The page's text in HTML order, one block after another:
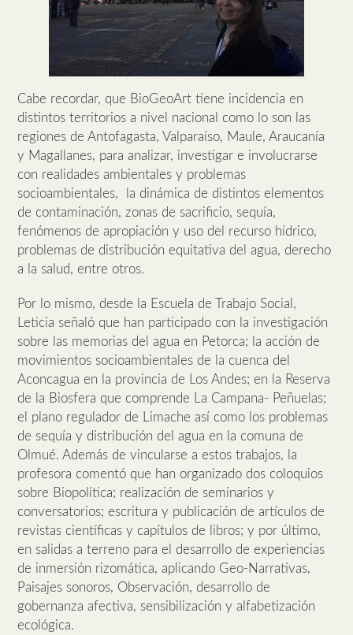
Cabe recordar, que BioGeoArt tiene incidencia en
distintos territorios a nivel nacional como lo son las
regiones de Antofagasta, Valparaíso, Maule, Araucanía
y Magallanes, para analizar, investigar e involucrarse
con realidades ambientales y problemas
socioambientales, la dinámica de distintos elementos
de contaminación, zonas de sacrificio, sequía,
fenómenos de apropiación y uso del recurso hídrico,
problemas de distribución equitativa del agua, derecho
a la salud, entre otros.
Por lo mismo, desde la Escuela de Trabajo Social,
Leticia señaló que han participado con la investigación
sobre las memorias del agua en Petorca; la acción de
movimientos socioambientales de la cuenca del
Aconcagua en la provincia de Los Andes; en la Reserva
de la Biosfera que comprende La Campana- Peñuelas;
el plano regulador de Limache así como los problemas
de sequía y distribución del agua en la comuna de
Olmué. Además de vincularse a estos trabajos, la
profesora comentó que han organizado dos coloquios
sobre Biopolítica; realización de seminarios y
conversatorios; escritura y publicación de artículos de
revistas científicas y capítulos de libros; y por último,
en salidas a terreno para el desarrollo de experiencias
de inmersión rizomática, aplicando Geo-Narrativas,
Paisajes sonoros, Observación, desarrollo de
gobernanza afectiva, sensibilización y alfabetización
ecológica.